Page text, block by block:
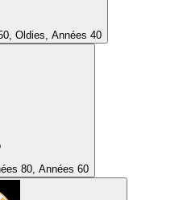
Oldies, Années 40
80, Années 60